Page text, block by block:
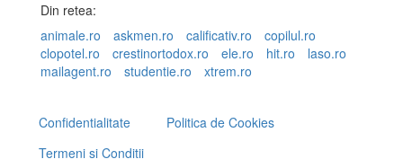
Din retea:
animale.ro
askmen.ro calificativ.ro
copilul.ro
clopotel.ro
crestinortodox.ro ele.ro hit.ro
laso.ro
mailagent.ro
studentie.ro xtrem.ro
Confidentialitate
Politica de Cookies
Termeni si Conditii